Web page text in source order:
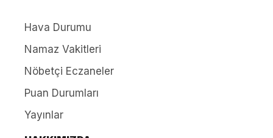
Hava Durumu
Namaz Vakitleri
Nöbetçi Eczaneler
Puan Durumları
Yayınlar